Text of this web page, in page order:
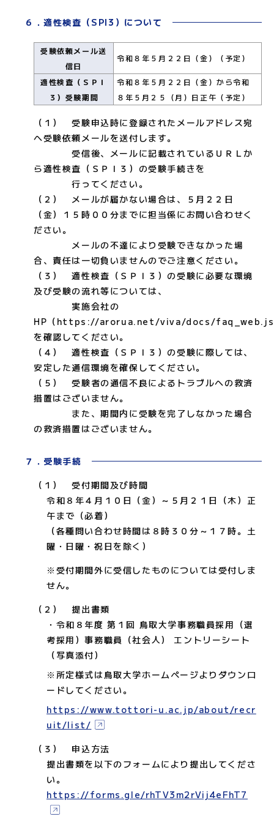
６．適性検査（SPI3）について
受験依頼メール送
信日
令和８年５月２２日（金）（予定）
適性検査（ＳＰＩ
３）受験期間
令和８年５月２２日（金）から令和
８年５月２５（月）日正午（予定）
（１） 受験申込時に登録されたメールアドレス宛
へ受験依頼メールを送付します。
受信後、メールに記載されているＵＲＬか
ら適性検査（ＳＰＩ３）の受験手続きを
行ってください。
（２） メールが届かない場合は、５月２２日
（金）１５時００分までに担当係にお問い合わせく
ださい。
メールの不達により受験できなかった場
合、責任は一切負いませんのでご注意ください。
（３） 適性検査（ＳＰＩ３）の受験に必要な環境
及び受験の流れ等については、
実施会社の
HP（https://arorua.net/viva/docs/
を確認してください。
（４） 適性検査（ＳＰＩ３）の受験に際しては、
安定した通信環境を確保してください。
（５） 受験者の通信不良によるトラブルへの救済
措置はございません。
また、期間内に受験を完了しなかった場合
の救済措置はございません。
７．受験手続
（１） 受付期間及び時間
令和８年４月１０日（金）～５月２１日（木）正
午まで（必着）
（各種問い合わせ時間は８時３０分～１７時。土
曜・日曜・祝日を除く）
※受付期間外に受信したものについては受付しま
せん。
（２） 提出書類
・令和８年度 第１回 鳥取大学事務職員採用（選
考採用）事務職員（社会人） エントリーシート
（写真添付）
※所定様式は鳥取大学ホームページよりダウンロ
ードしてください。
https://www.tottori-u.ac.jp/about/recr
uit/list/
（３） 申込方法
提出書類を以下のフォームにより提出してくださ
い。
https://forms.gle/rhTV3m2rVij4eFhT7